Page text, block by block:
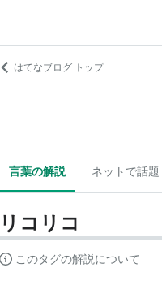
はてなブログ トップ
言葉の解説 ネットで話題
リコリコ
このタグの解説について